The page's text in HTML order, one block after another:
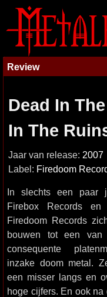
Review
Dead In
In The
Jaar van release: 2007
Label: Firedoom
In slechts een paar
Firebox Records en
Firedoom Records
bouwen tot een
consequente
inzake doom metal.
een misser langs en
hoge cijfers. En ook